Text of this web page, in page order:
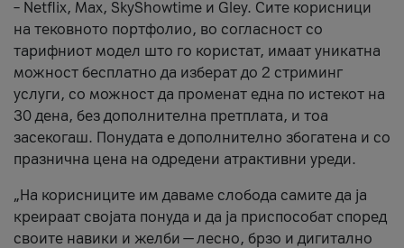
– Netflix, Max, SkyShowtime и Gley. Сите корисници
на тековното портфолио, во согласност со
тарифниот модел што го користат, имаат уникатна
можност бесплатно да изберат до 2 стриминг
услуги, со можност да променат една по истекот на
30 дена, без дополнителна претплата, и тоа
засекогаш. Понудата е дополнително збогатена и со
празнична цена на одредени атрактивни уреди.
„На корисниците им даваме слобода самите да ја
креираат својата понуда и да ја приспособат според
своите навики и желби — лесно, брзо и дигитално